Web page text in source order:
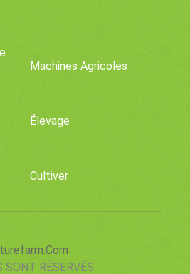
Machines Agricoles
Élevage
Cultiver
RÉSERVÉS